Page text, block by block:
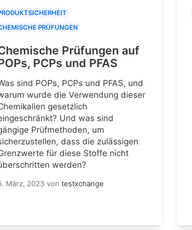
PRÜFUNGEN
Prüfungen auf
PCPs und PFAS
sind POPs, PCPs und PFAS, und
wurde die Verwendung dieser
gesetzlich
Und was sind
Prüfmethoden, um
dass die zulässigen
für diese Stoffe nicht
werden?
März, 2023 von testxchange